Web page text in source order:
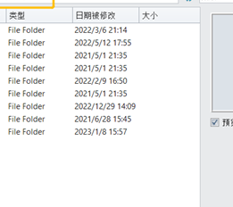
免费领取 中